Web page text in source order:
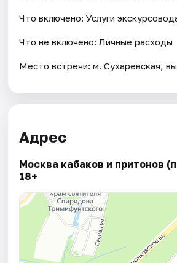
Что включено: Услуги
Что не включено: Личные расходы
Место встречи: м. Сухаревская,
Адрес
Москва кабаков и притонов
18+